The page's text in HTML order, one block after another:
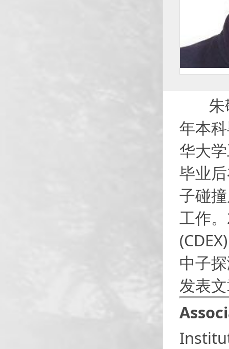
朱
年本
华大
毕业
子碰
工作
中子
发表